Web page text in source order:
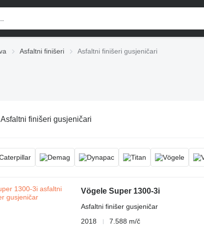
Asfaltni finišeri Asfaltni finišeri gusjeničari
Asfaltni finišeri gusjeničari
Vögele Super 1300-3i
Asfaltni finišer gusjeničar
2018
7.588 m/č